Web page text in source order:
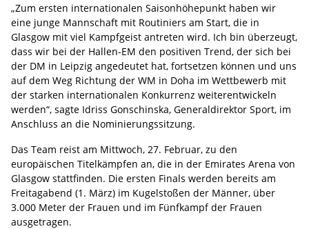
„Zum ersten internationalen Saisonhöhepunkt haben wir
eine junge Mannschaft mit Routiniers am Start, die in
Glasgow mit viel Kampfgeist antreten wird. Ich bin überzeugt,
dass wir bei der Hallen-EM den positiven Trend, der sich bei
der DM in Leipzig angedeutet hat, fortsetzen können und uns
auf dem Weg Richtung der WM in Doha im Wettbewerb mit
der starken internationalen Konkurrenz weiterentwickeln
werden“, sagte Idriss Gonschinska, Generaldirektor Sport, im
Anschluss an die Nominierungssitzung.
Das Team reist am Mittwoch, 27. Februar, zu den
europäischen Titelkämpfen an, die in der Emirates Arena von
Glasgow stattfinden. Die ersten Finals werden bereits am
Freitagabend (1. März) im Kugelstoßen der Männer, über
3.000 Meter der Frauen und im Fünfkampf der Frauen
ausgetragen.